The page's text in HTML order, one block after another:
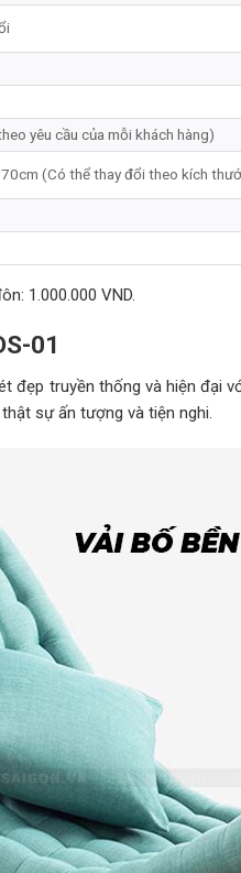
yêu cầu của mỗi khách hàng)
(Có thể thay đổi theo kích
1.000.000 VND.
01
đẹp truyền thống và hiện đại
sự ấn tượng và tiện nghi.